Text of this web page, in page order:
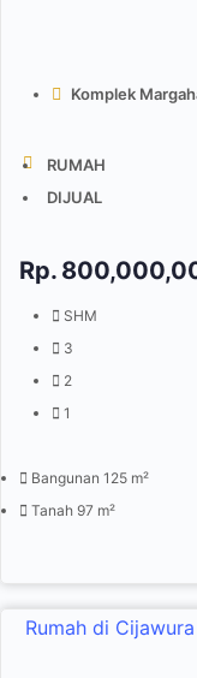
Komplek
RUMAH
DIJUAL
Rp.
SHM
3
2
1
Bangunan 125 m²
Tanah 97 m²
Rumah di